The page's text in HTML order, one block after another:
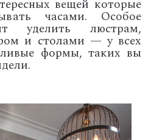
вещей которые
часами. Особое
уделить люстрам,
и столами — у всех
формы, таких вы